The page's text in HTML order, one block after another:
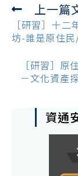
Read
more
articles
上一篇
［研習］十
坊-誰是原住民
［研習］
－文化資產
資通